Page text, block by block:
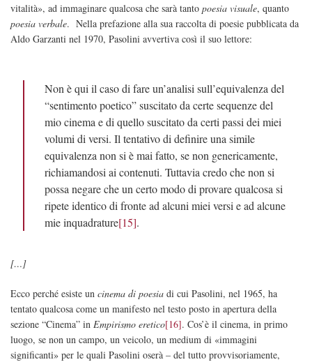
vitalità», ad immaginare qualcosa che sarà tanto poesia visuale, quanto
poesia verbale. Nella prefazione alla sua raccolta di poesie pubblicata da
Aldo Garzanti nel 1970, Pasolini avvertiva così il suo lettore:
Non è qui il caso di fare un’analisi sull’equivalenza del
“sentimento poetico” suscitato da certe sequenze del
mio cinema e di quello suscitato da certi passi dei miei
volumi di versi. Il tentativo di definire una simile
equivalenza non si è mai fatto, se non genericamente,
richiamandosi ai contenuti. Tuttavia credo che non si
possa negare che un certo modo di provare qualcosa si
ripete identico di fronte ad alcuni miei versi e ad alcune
mie inquadrature[15].
[…]
Ecco perché esiste un cinema di poesia di cui Pasolini, nel 1965, ha
tentato qualcosa come un manifesto nel testo posto in apertura della
sezione “Cinema” in Empirismo eretico[16]. Cos’è il cinema, in primo
luogo, se non un campo, un veicolo, un medium di «immagini
significanti» per le quali Pasolini oserà – del tutto provvisoriamente,